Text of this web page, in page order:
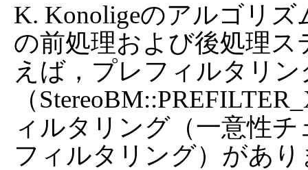
K. Konoligeのアルゴリズ
の前処理および後処理
えば，プレフィルタリン
（
ィルタリング（一意性
フィルタリング）があり